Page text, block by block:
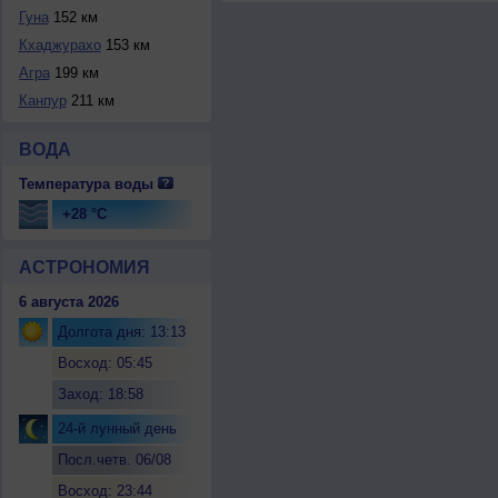
Гуна152 км
Кхаджурахо153 км
Агра199 км
Канпур211 км
ВОДА
Температура воды
+28 °C
АСТРОНОМИЯ
6 августа 2026
Долгота дня: 13:13
Восход: 05:45
Заход: 18:58
24-й лунный день
Посл.четв. 06/08
Восход: 23:44